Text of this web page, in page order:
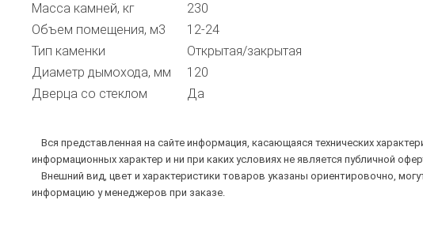
Масса камней, кг
230
Объем помещения, м3
12-24
Тип каменки
Открытая/закрытая
Диаметр дымохода, мм
120
Дверца со стеклом
Да
Вся представленная на сайте информация, касающаяся технических
информационных характер и ни при каких условиях не является публичной
Внешний вид, цвет и характеристики товаров указаны ориентировочно,
информацию у менеджеров при заказе.